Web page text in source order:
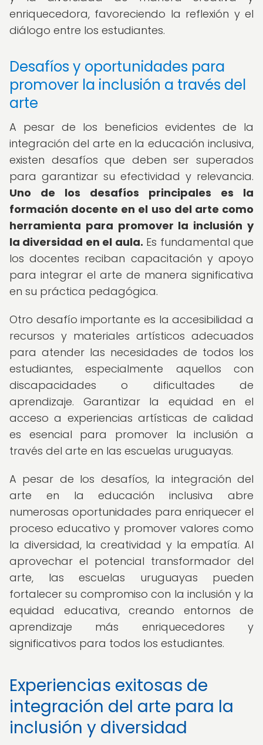
enriquecedora, favoreciendo la reflexión y el
diálogo entre los estudiantes.
Desafíos y oportunidades para
promover la inclusión a través del
arte
A pesar de los beneficios evidentes de la
integración del arte en la educación inclusiva,
existen desafíos que deben ser superados
para garantizar su efectividad y relevancia.
Uno de los desafíos principales es la
formación docente en el uso del arte como
herramienta para promover la inclusión y
la diversidad en el aula. Es fundamental que
los docentes reciban capacitación y apoyo
para integrar el arte de manera significativa
en su práctica pedagógica.
Otro desafío importante es la accesibilidad a
recursos y materiales artísticos adecuados
para atender las necesidades de todos los
estudiantes, especialmente aquellos con
discapacidades o dificultades de
aprendizaje. Garantizar la equidad en el
acceso a experiencias artísticas de calidad
es esencial para promover la inclusión a
través del arte en las escuelas uruguayas.
A pesar de los desafíos, la integración del
arte en la educación inclusiva abre
numerosas oportunidades para enriquecer el
proceso educativo y promover valores como
la diversidad, la creatividad y la empatía. Al
aprovechar el potencial transformador del
arte, las escuelas uruguayas pueden
fortalecer su compromiso con la inclusión y la
equidad educativa, creando entornos de
aprendizaje más enriquecedores y
significativos para todos los estudiantes.
Experiencias exitosas de
integración del arte para la
inclusión y diversidad